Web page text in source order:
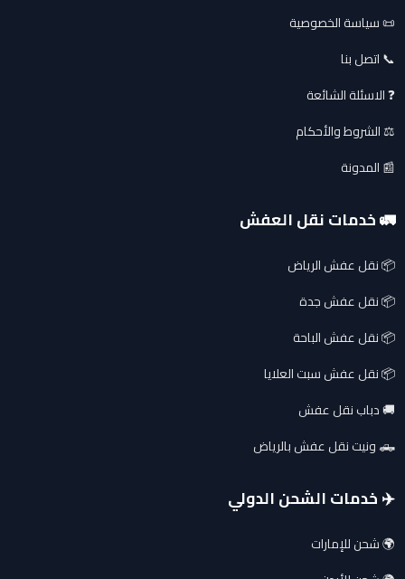
📜 سياسة الخصوصية
📞 اتصل بنا
❓ الاسئلة الشائعة
⚖️ الشروط والأحكام
📰 المدونة
🚛 خدمات نقل العفش
📦 نقل عفش الرياض
📦 نقل عفش جدة
📦 نقل عفش الباحة
📦 نقل عفش سبت العلايا
🚚 دباب نقل عفش
🛻 ونيت نقل عفش بالرياض
✈️ خدمات الشحن الدولي
🌍 شحن للإمارات